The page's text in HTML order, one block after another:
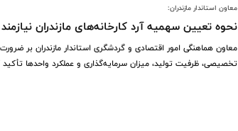
معاون استاندار مازندران:
نحوه تعیین سهمیه آرد کارخانه‌های مازندران
معاون هماهنگی امور اقتصادی و گردشگری استاندار مازندران بر
تخصیصی، ظرفیت تولید، میزان سرمایه‌گذاری و عملکرد واحدها تأکید